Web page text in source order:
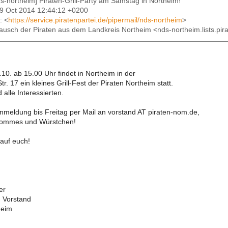
Oct 2014 12:44:12 +0200
: <https://service.piratenpartei.de/pipermail/nds-northeim>
der Piraten aus dem Landkreis Northeim <nds-
ab 15.00 Uhr findet in Northeim in der
17 ein kleines Grill-Fest der Piraten Northeim statt.
alle Interessierten.
bis Freitag per Mail an vorstand AT piraten-nom.de,
und Würstchen!
euch!